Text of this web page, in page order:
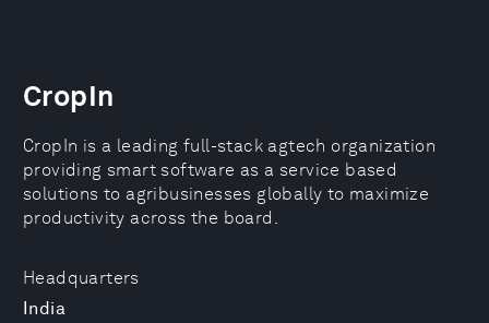
Headquarters
India
CropIn
CropIn is a leading full-stack agtech organization
providing smart software as a service based
solutions to agribusinesses globally to maximize
productivity across the board.